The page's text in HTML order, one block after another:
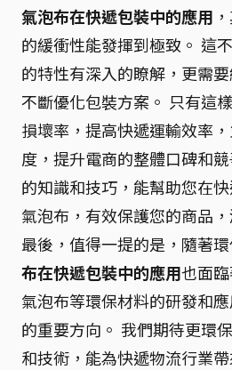
氣泡布在快遞包裝中的應用
的緩衝性能發揮到極致。 這
的特性有深入的瞭解，更需
不斷優化包裝方案。 只有這
損壞率，提高快遞運輸效率
度，提升電商的整體口碑和
的知識和技巧，能幫助您在
氣泡布，有效保護您的商品，
最後，值得一提的是，隨著
布在快遞包裝中的應用也面
氣泡布等環保材料的研發和
的重要方向。 我們期待更環
和技術，能為快遞物流行業